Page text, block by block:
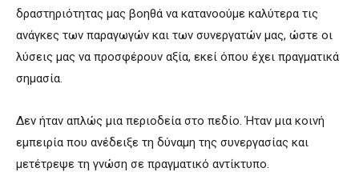
δραστηριότητας μας βοηθά να κατανοούμε καλύτερα τις
ανάγκες των παραγωγών και των συνεργατών μας, ώστε οι
λύσεις μας να προσφέρουν αξία, εκεί όπου έχει πραγματικά
σημασία.
Δεν ήταν απλώς μια περιοδεία στο πεδίο. Ήταν μια κοινή
εμπειρία που ανέδειξε τη δύναμη της συνεργασίας και
μετέτρεψε τη γνώση σε πραγματικό αντίκτυπο.